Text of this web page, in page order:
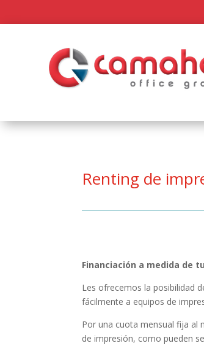
Renting de
Financiación a medida de
Les ofrecemos la posibilidad
fácilmente a equipos de
Por una cuota mensual fija al
de impresión, como pueden